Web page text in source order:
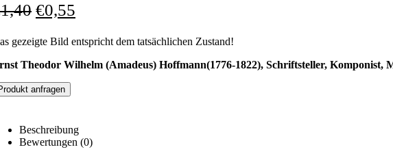
1,40 €0,55
gezeigte Bild entspricht dem tatsächlichen Zustand!
Theodor Wilhelm (Amadeus) Hoffmann(1776-1822), Schriftsteller, Komponist,
anfragen
Beschreibung
Bewertungen (0)